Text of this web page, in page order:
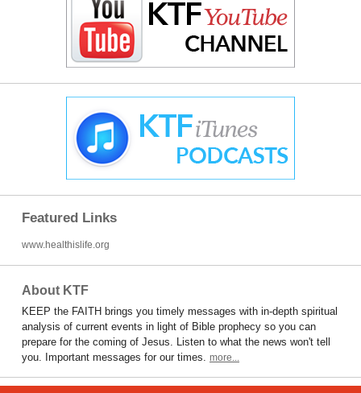
Featured Links
www.healthislife.org
About KTF
KEEP the FAITH brings you timely messages with in-depth spiritual
analysis of current events in light of Bible prophecy so you can
prepare for the coming of Jesus. Listen to what the news won't tell
you. Important messages for our times. more...